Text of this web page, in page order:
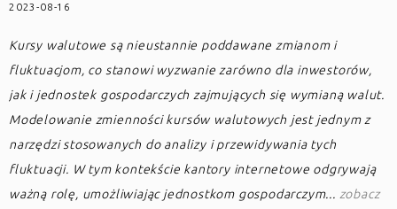
2023-08-16
Kursy walutowe są nieustannie poddawane zmianom i
fluktuacjom, co stanowi wyzwanie zarówno dla inwestorów,
jak i jednostek gospodarczych zajmujących się wymianą walut.
Modelowanie zmienności kursów walutowych jest jednym z
narzędzi stosowanych do analizy i przewidywania tych
fluktuacji. W tym kontekście kantory internetowe odgrywają
ważną rolę, umożliwiając jednostkom gospodarczym... zobacz